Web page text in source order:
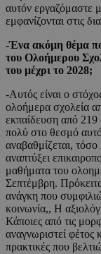
αυτόν εργαζόμαστε
εμφανίζονται στις
-Ένα ακόμη θέμα
του Ολοήμερου
του μέχρι το 2028;
-Αυτός είναι ο
ολοήμερα σχολεία
εκπαίδευση από
πολύ στο θεσμό
αναβαθμίζεται,
αναπτύξει
μαθήματα του
Σεπτέμβρη.
ανάγκη που
κοινωνία,, Η
Κάποιες από τις
αναγνωριστεί φέτος
πρακτικές που